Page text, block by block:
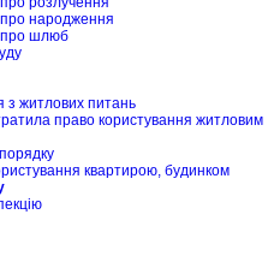
про народження
про шлюб
з житлових питань
право користування житловим
квартирою, будинком